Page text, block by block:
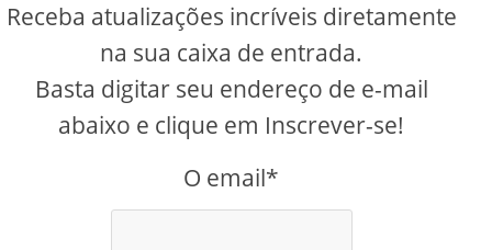
Receba atualizações incríveis diretamente
na sua caixa de entrada.
Basta digitar seu endereço de e-mail
abaixo e clique em Inscrever-se!
O email*